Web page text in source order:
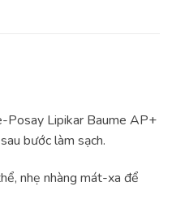
Posay Lipikar Baume AP+
bước làm sạch.
nhẹ nhàng mát-xa để